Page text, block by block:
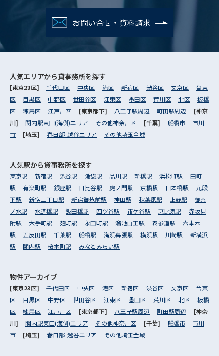
お問い合せ・資料請求
人気エリアから貸事務所を探す
[東京23区] 千代田区 中央区 港区 新宿区 渋谷区 文京区
台東
区
目黒区 中野区 世田谷区 江東区 墨田区 荒川区 北区
板橋
区
練馬区 江戸川区 [東京都下] 八王子駅周辺 町田駅周辺
[神奈
川] 関内駅東口(海側)エリア その他神奈川区 [千葉] 船橋市
市川
市
[埼玉] 春日部･越谷エリア その他埼玉全域
人気駅から貸事務所を探す
東京駅 新宿駅 渋谷駅 池袋駅 品川駅 新橋駅 浜松町駅
田町
駅
有楽町駅 銀座駅 日比谷駅 虎ノ門駅 京橋駅 日本橋駅
九段
下駅
新宿三丁目駅 新宿御苑前駅 神田駅 秋葉原駅 上野駅
御茶
ノ水駅
水道橋駅 飯田橋駅 四ツ谷駅 市ケ谷駅 恵比寿駅
赤坂見
附駅
大手町駅 麹町駅 永田町駅 溜池山王駅 表参道駅
六本木
駅
五反田駅 千葉駅 船橋駅 海浜幕張駅 横浜駅 川崎駅
新横浜
駅
関内駅 桜木町駅 みなとみらい駅
物件アーカイブ
[東京23区] 千代田区 中央区 港区 新宿区 渋谷区 文京区
台東
区
目黒区 中野区 世田谷区 江東区 墨田区 荒川区 北区
板橋
区
練馬区 江戸川区 [東京都下] 八王子駅周辺 町田駅周辺
[神奈
川] 関内駅東口(海側)エリア その他神奈川区 [千葉] 船橋市
市川
市
[埼玉] 春日部･越谷エリア その他埼玉全域